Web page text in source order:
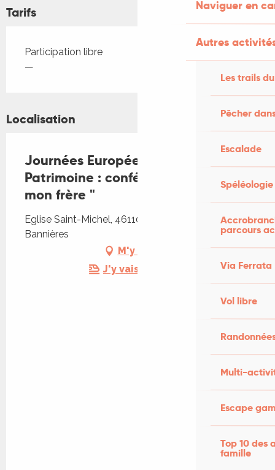
Naviguer en
Autres
Les trails
Pêcher
Escalade
Spéléologie
parcours
Via Ferrata
Vol libre
Multi-
Escape
Top 10 des
famille
Tarifs
Tarifs 2026
Participation libre
—
Localisation
Journées Européennes du
Patrimoine : conférence " Christian
mon frère "
Eglise Saint-Michel, 46110 Saint-Michel-de-
Bannières
M'y rendre
J'y vais en train !